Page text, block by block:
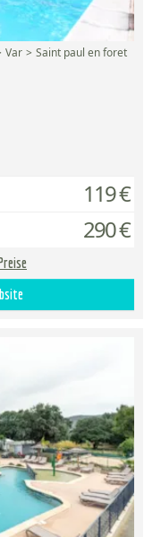
Var
Saint paul en foret
119 €
290 €